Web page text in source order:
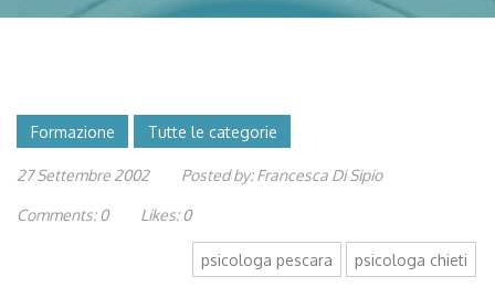
Formazione Tutte le categorie
27 Settembre 2002 Posted by: Francesca Di Sipio
Comments: 0 Likes: 0
psicologa chieti
psicologa pescara